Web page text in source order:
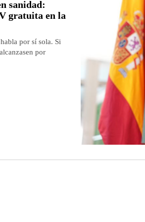
sanidad:
gratuita en la
por sí sola. Si
por